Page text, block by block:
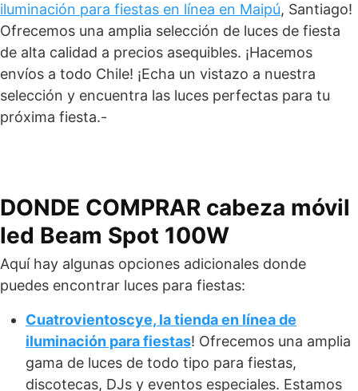
iluminación para fiestas en línea en Maipú, Santiago!
Ofrecemos una amplia selección de luces de fiesta
de alta calidad a precios asequibles. ¡Hacemos
envíos a todo Chile! ¡Echa un vistazo a nuestra
selección y encuentra las luces perfectas para tu
próxima fiesta.-
DONDE COMPRAR cabeza móvil
led Beam Spot 100W
Aquí hay algunas opciones adicionales donde
puedes encontrar luces para fiestas:
Cuatrovientoscye, la tienda en línea de
iluminación para fiestas! Ofrecemos una amplia
gama de luces de todo tipo para fiestas,
discotecas, DJs y eventos especiales. Estamos